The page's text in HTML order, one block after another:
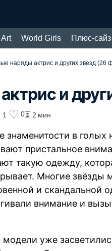
World Girls Плюс-сайз
наряды актрис и других звёзд (26
и
♡ 0⏳ 2 мин
знаменитости в голых
пристальное
такую одежду,
Многие
и скандальной
внимание и
уже